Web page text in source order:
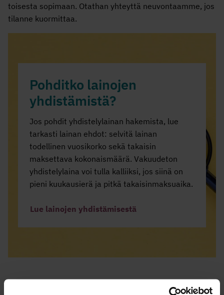
toisesta sopimaan. Otathan yhteyttä neuvontaamme, jos
tilanne kuormittaa.
Pohditko lainojen
yhdistämistä?
Jos pohdit yhdistelylainan hakemista, lue
tarkasti lainan ehdot: selvitä lainan
todellinen vuosikorko sekä takaisin
maksettava kokonaismäärä. Vakuudeton
yhdistelylaina voi tulla kalliiksi, jos siinä on
pieni kuukausierä ja pitkä takaisinmaksuaika.
Lue lainojen yhdistämisestä
4. Etkö saa enää uutta lainaa